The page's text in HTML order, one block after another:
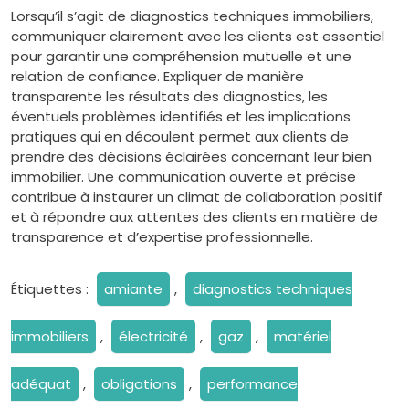
Lorsqu’il s’agit de diagnostics techniques immobiliers,
communiquer clairement avec les clients est essentiel
pour garantir une compréhension mutuelle et une
relation de confiance. Expliquer de manière
transparente les résultats des diagnostics, les
éventuels problèmes identifiés et les implications
pratiques qui en découlent permet aux clients de
prendre des décisions éclairées concernant leur bien
immobilier. Une communication ouverte et précise
contribue à instaurer un climat de collaboration positif
et à répondre aux attentes des clients en matière de
transparence et d’expertise professionnelle.
Étiquettes : amiante , diagnostics techniques
immobiliers , électricité , gaz , matériel
adéquat , obligations , performance